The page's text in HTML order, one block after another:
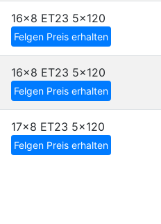
16x8 ET23 5x120
Felgen Preis erhalten
16x8 ET23 5x120
Felgen Preis erhalten
17x8 ET23 5x120
Felgen Preis erhalten